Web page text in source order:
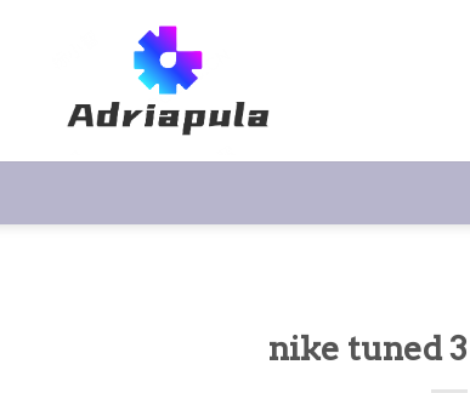
nike tuned 3